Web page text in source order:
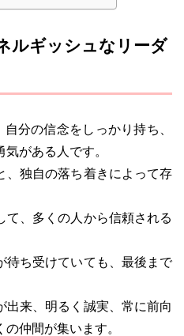
ルギッシュなリーダ
分の信念をしっかり持ち、
がある人です。
、独自の落ち着きによって存
て、多くの人から信頼される
待ち受けていても、最後まで
出来、明るく誠実、常に前向
仲間が集います。